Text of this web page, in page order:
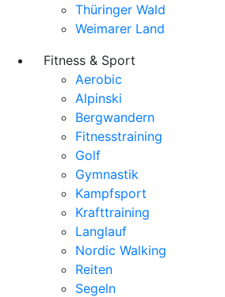
Thüringer Wald
Weimarer Land
Fitness & Sport
Aerobic
Alpinski
Bergwandern
Fitnesstraining
Golf
Gymnastik
Kampfsport
Krafttraining
Langlauf
Nordic Walking
Reiten
Segeln